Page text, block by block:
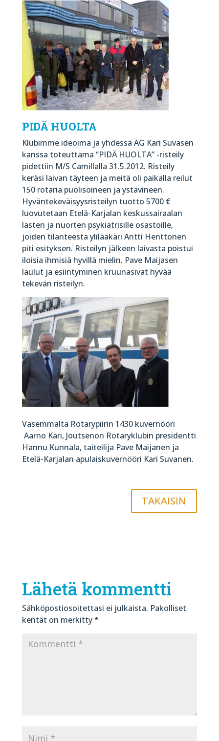
PIDÄ HUOLTA
Klubimme ideoima ja yhdessä AG Kari Suvasen
kanssa toteuttama “PIDÄ HUOLTA” -risteily
pidettiin M/S Camillalla 31.5.2012. Risteily
keräsi laivan täyteen ja meitä oli paikalla reilut
150 rotaria puolisoineen ja ystävineen.
Hyväntekeväisyysristeilyn tuotto 5700 €
luovutetaan Etelä-Karjalan keskussairaalan
lasten ja nuorten psykiatrisille osastoille,
joiden tilanteesta ylilääkäri Antti Henttonen
piti esityksen. Risteilyn jälkeen laivasta poistui
iloisia ihmisiä hyvillä mielin. Pave Maijasen
laulut ja esiintyminen kruunasivat hyvää
tekevän risteilyn.
Vasemmalta Rotarypiirin 1430 kuvernööri
Aarno Kari, Joutsenon Rotaryklubin presidentti
Hannu Kunnala, taiteilija Pave Maijanen ja
Etelä-Karjalan apulaiskuvernööri Kari Suvanen.
TAKAISIN
Lähetä kommentti
Sähköpostiosoitettasi ei julkaista. Pakolliset
kentät on merkitty*